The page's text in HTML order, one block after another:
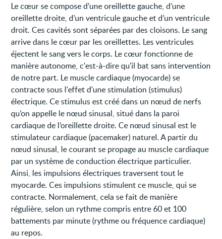
Le cœur se compose d’une oreillette gauche, d’une
oreillette droite, d’un ventricule gauche et d’un ventricule
droit. Ces cavités sont séparées par des cloisons. Le sang
arrive dans le cœur par les oreillettes. Les ventricules
éjectent le sang vers le corps. Le cœur fonctionne de
manière autonome, c'est-à-dire qu'il bat sans intervention
de notre part. Le muscle cardiaque (myocarde) se
contracte sous l'effet d'une stimulation (stimulus)
électrique. Ce stimulus est créé dans un nœud de nerfs
qu’on appelle le nœud sinusal, situé dans la paroi
cardiaque de l’oreillette droite. Ce nœud sinusal est le
stimulateur cardiaque (pacemaker) naturel. A partir du
nœud sinusal, le courant se propage au muscle cardiaque
par un système de conduction électrique particulier.
Ainsi, les impulsions électriques traversent tout le
myocarde. Ces impulsions stimulent ce muscle, qui se
contracte. Normalement, cela se fait de manière
régulière, selon un rythme compris entre 60 et 100
battements par minute (rythme ou fréquence cardiaque)
au repos.